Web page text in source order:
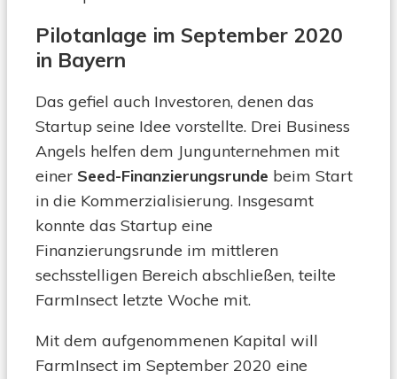
Pilotanlage im September 2020
in Bayern
Das gefiel auch Investoren, denen das
Startup seine Idee vorstellte. Drei Business
Angels helfen dem Jungunternehmen mit
einer Seed-Finanzierungsrunde beim Start
in die Kommerzialisierung. Insgesamt
konnte das Startup eine
Finanzierungsrunde im mittleren
sechsstelligen Bereich abschließen, teilte
FarmInsect letzte Woche mit.
Mit dem aufgenommenen Kapital will
FarmInsect im September 2020 eine